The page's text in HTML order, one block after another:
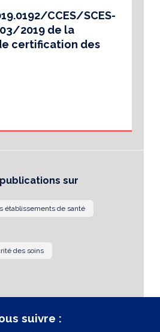
CCES/SCES-
2019 de la
certification des
sur
établissements de santé
des soins
suivre :